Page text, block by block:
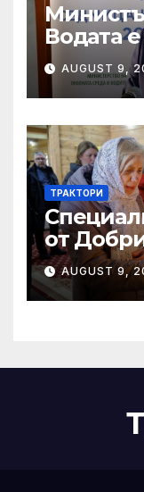
Водата
дар,
и ценим
AUGUST 9,
ТРАКТОРИ
от
Втора
цени
AUGUST 9,